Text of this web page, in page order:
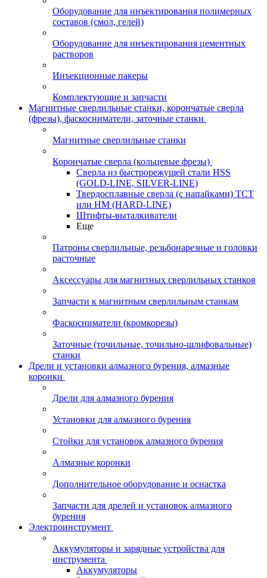
Оборудование для инъектирования полимерных
составов (смол, гелей)
Оборудование для инъектирования цементных
растворов
Инъекционные пакеры
Комплектующие и запчасти
Магнитные сверлильные станки, корончатые сверла
(фрезы), фаскосниматели, заточные станки
Магнитные сверлильные станки
Корончатые сверла (кольцевые фрезы)
Сверла из быстрорежущей стали HSS
(GOLD-LINE, SILVER-LINE)
Твердосплавные сверла (с напайками) ТСТ
или HM (HARD-LINE)
Штифты-выталкиватели
Еще
Патроны сверлильные, резьбонарезные и головки
расточные
Аксессуары для магнитных сверлильных станков
Запчасти к магнитным сверлильным станкам
Фаскосниматели (кромкорезы)
Заточные (точильные, точильно-шлифовальные)
станки
Дрели и установки алмазного бурения, алмазные
коронки
Дрели для алмазного бурения
Установки для алмазного бурения
Стойки для установок алмазного бурения
Алмазные коронки
Дополнительное оборудование и оснастка
Запчасти для дрелей и установок алмазного
бурения
Электроинструмент
Аккумуляторы и зарядные устройства для
инструмента
Аккумуляторы